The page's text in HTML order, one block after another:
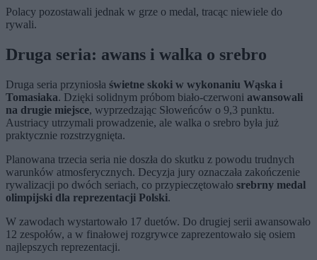
Polacy pozostawali jednak w grze o medal, tracąc niewiele do
rywali.
Druga seria: awans i walka o srebro
Druga seria przyniosła świetne skoki w wykonaniu Wąska i
Tomasiaka. Dzięki solidnym próbom biało-czerwoni awansowali
na drugie miejsce, wyprzedzając Słoweńców o 9,3 punktu.
Austriacy utrzymali prowadzenie, ale walka o srebro była już
praktycznie rozstrzygnięta.
Planowana trzecia seria nie doszła do skutku z powodu trudnych
warunków atmosferycznych. Decyzja jury oznaczała zakończenie
rywalizacji po dwóch seriach, co przypieczętowało srebrny medal
olimpijski dla reprezentacji Polski.
W zawodach wystartowało 17 duetów. Do drugiej serii awansowało
12 zespołów, a w finałowej rozgrywce zaprezentowało się osiem
najlepszych reprezentacji.